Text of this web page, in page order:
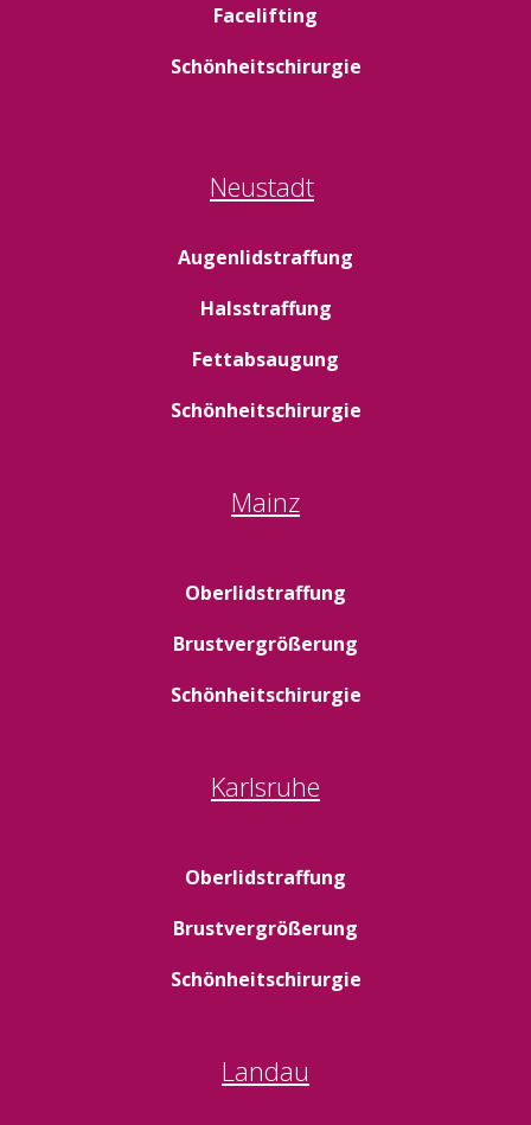
Facelifting
Schönheitschirurgie
Neustadt
Augenlidstraffung
Halsstraffung
Fettabsaugung
Schönheitschirurgie
Mainz
Oberlidstraffung
Brustvergrößerung
Schönheitschirurgie
Karlsruhe
Oberlidstraffung
Brustvergrößerung
Schönheitschirurgie
Landau